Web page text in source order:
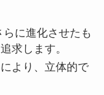
に進化させたも
求します。
より、立体的で